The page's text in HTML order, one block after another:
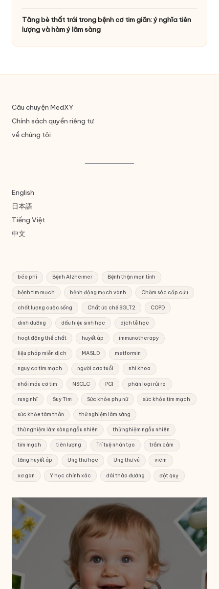
Tăng bè thất trái trong bệnh cơ tim giãn: ý nghĩa tiên
lượng và hàm ý lâm sàng
Câu chuyện MedXY
Chính sách quyền riêng tư
về chúng tôi
English
日本語
Tiếng Việt
中文
béo phì Bệnh Alzheimer Bệnh thận mạn tính
bệnh tim mạch bệnh động mạch vành Chăm sóc cấp cứu
chất lượng cuộc sống Chất ức chế SGLT2 COPD
dinh dưỡng dấu hiệu sinh học dịch tễ học
hoạt động thể chất huyết áp immunotherapy
liệu pháp miễn dịch MASLD metformin
nguy cơ tim mạch người cao tuổi nhi khoa
nhồi máu cơ tim NSCLC PCI phân loại rủi ro
rung nhĩ Suy Tim Sức khỏe phụ nữ sức khỏe tim mạch
sức khỏe tâm thần thử nghiệm lâm sàng
thử nghiệm lâm sàng ngẫu nhiên thử nghiệm ngẫu nhiên
tim mạch tiên lượng Trí tuệ nhân tạo trầm cảm
tăng huyết áp Ung thư học Ung thư vú viêm
xơ gan Y học chính xác đái tháo đường đột quỵ